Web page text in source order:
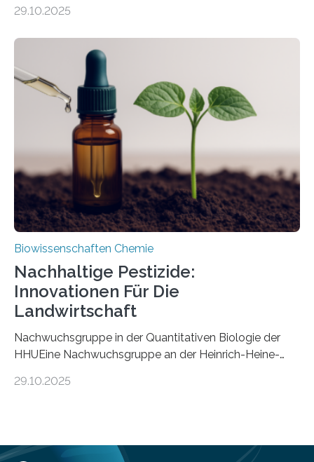
Forschende die bisher älteste bekannte Stechmücken-
Region Kachin in Myanmar und hat sich in
ausgezeichnetem Zustand erhalten. Es konnte als neue
Art einer neuen Gattung beschrieben werden und trägt
nun den Namen Cretosabethes primaevus. Dieser erste
fossile Nachweis einer Stechmückenlarve in Bernstein
stellt gleichzeitig den ersten Fossilfund einer
Mückenlarve aus dem Mesozoikum dar, denn…
29.10.2025
Biowissenschaften Chemie
Nachhaltige Pestizide:
Innovationen Für Die
Landwirtschaft
Nachwuchsgruppe in der Quantitativen Biologie der
HHUEine Nachwuchsgruppe an der Heinrich-Heine-
fünf Jahren erforschen, wie Bakterien auf
Insektenblume. Das Bundesministerium für Forschung,
29.10.2025